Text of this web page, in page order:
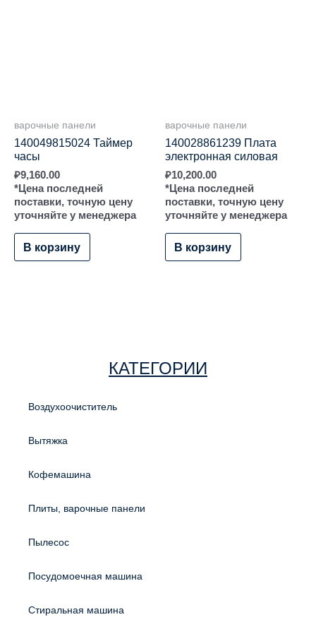
варочные панели
140049815024 Таймер
часы
₽9,160.00
*Цена последней
поставки, точную цену
уточняйте у менеджера
В корзину
варочные панели
140028861239 Плата
электронная силовая
₽10,200.00
*Цена последней
поставки, точную цену
уточняйте у менеджера
В корзину
КАТЕГОРИИ
Воздухоочиститель
Вытяжка
Кофемашина
Плиты, варочные панели
Пылесос
Посудомоечная машина
Стиральная машина